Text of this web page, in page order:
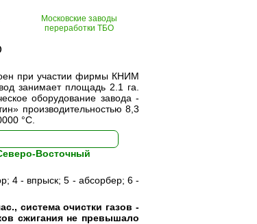
Московские заводы
переработки ТБО
при участии фирмы КНИМ
занимает площадь 2.1 га.
оборудование завода -
производительностью 8,3
°С.
Восточный
4 - впрыск; 5 - абсорбер; 6 -
система очистки газов -
сжигания не превышало